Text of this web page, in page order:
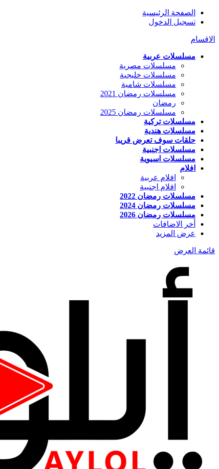
الصفحة الرئيسية
تسجيل الدخول
الاقسام
مسلسلات عربية
مسلسلات مصرية
مسلسلات خليجية
مسلسلات شامية
مسلسلات رمضان 2021
رمضان
مسلسلات رمضان 2025
مسلسلات تركية
مسلسلات هندية
حلقات سوف تعرض قريبا
مسلسلات اجنبية
مسلسلات اسيوية
افلام
افلام عربية
افلام اجنبية
مسلسلات رمضان 2022
مسلسلات رمضان 2024
مسلسلات رمضان 2026
أخر الاضافات
عرض المزيد
قائمة العرض